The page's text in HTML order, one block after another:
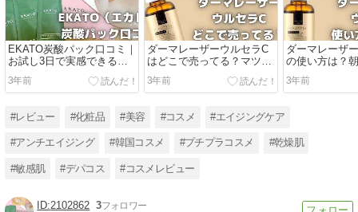
EKATO炭酸パック口コミ｜
お試し3日で実感できる？
40代体験談
3年前
ダーマレーザーウルセラC
はどこで売ってる？マツキ
ヨやドンキで買える？
3年前
ダーマレーザ
の使い方は？
ビへの効果は
3年前
#レビュー #化粧品 #美容 #コスメ #エイジングケア
#アンチエイジング #韓国コスメ #プチプラコスメ #乾燥肌
#敏感肌 #デパコス #コスメレビュー
2102862 3